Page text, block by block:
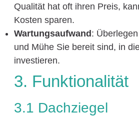
Qualität hat oft ihren Preis,
Kosten sparen.
Wartungsaufwand :
und Mühe Sie bereit sind, in
investieren.
3. Funktionalität
3.1 Dachziegel